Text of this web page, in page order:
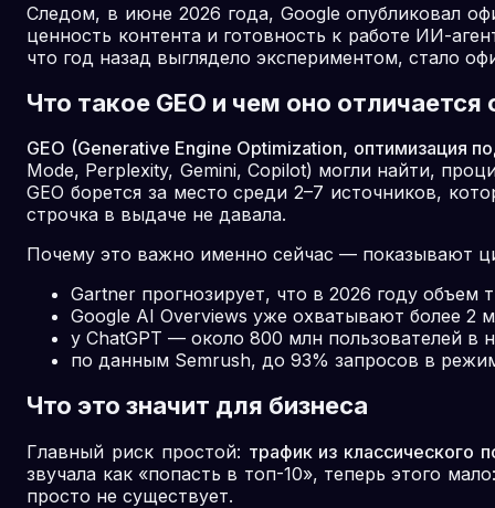
Следом, в июне 2026 года, Google опубликовал
ценность контента и готовность к работе ИИ-
что год назад выглядело экспериментом, стало
Что такое GEO и чем оно отличается
GEO (Generative Engine Optimization, оптимизация
Mode, Perplexity, Gemini, Copilot) могли найти,
GEO борется за место среди 2–7 источников,
строчка в выдаче не давала.
Почему это важно именно сейчас — показывают
Gartner прогнозирует, что в 2026 году
Google AI Overviews уже охватывают более 2
у ChatGPT — около 800 млн пользователей
по данным Semrush, до 93% запросов в
Что это значит для бизнеса
Главный риск простой: трафик из классического
звучала как «попасть в топ-10», теперь этого
просто не существует.